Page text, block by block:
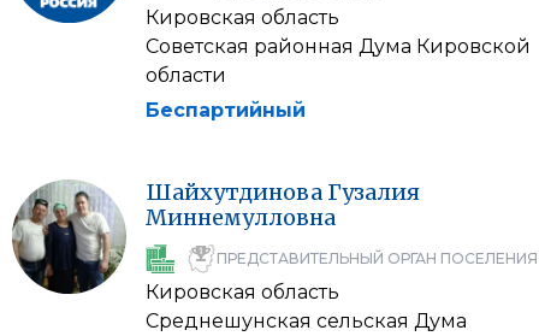
Кировская область
Советская районная Дума Кировской
области
Беспартийный
Шайхутдинова Гузалия
Миннемулловна
ПРЕДСТАВИТЕЛЬНЫЙ ОРГАН ПОСЕЛЕНИЯ
Кировская область
Среднешунская сельская Дума